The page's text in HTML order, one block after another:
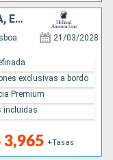
REINO UNIDO, PORTUGAL, IRLANDA, ESPAÑA, FRANCIA, PAISES BAJOS, MARRUECOS
21/03/2028
3,965 +Tasas
exclusivas a bordo
Premium
incluidas